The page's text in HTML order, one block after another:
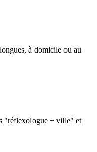
à domicile ou au
"réflexologue + ville" et